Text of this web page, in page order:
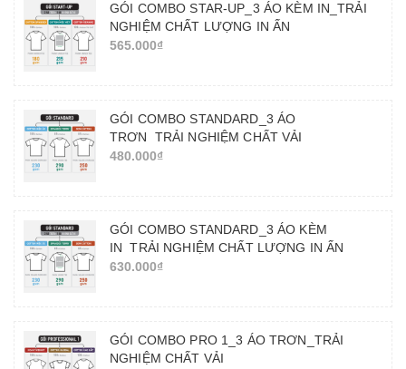
GÓI COMBO STAR-UP_3 ÁO KÈM IN_TRẢI
NGHIỆM CHẤT LƯỢNG IN ẤN
565.000₫
GÓI COMBO STANDARD_3 ÁO
TRƠN_TRẢI NGHIỆM CHẤT VẢI
480.000₫
GÓI COMBO STANDARD_3 ÁO KÈM
IN_TRẢI NGHIỆM CHẤT LƯỢNG IN ẤN
630.000₫
GÓI COMBO PRO 1_3 ÁO TRƠN_TRẢI
NGHIỆM CHẤT VẢI